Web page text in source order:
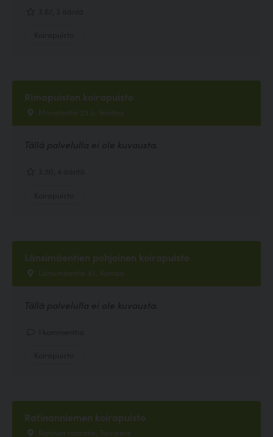
Rimapuiston koirapuisto
Maratontie 25 b, Vantaa
Tällä palvelulla ei ole kuvausta.
Länsimäentien pohjoinen koirapuisto
Länsimäentie 43, Vantaa
Tällä palvelulla ei ole kuvausta.
Ratinanniemen koirapuisto
Ratinan rantatie, Tampere